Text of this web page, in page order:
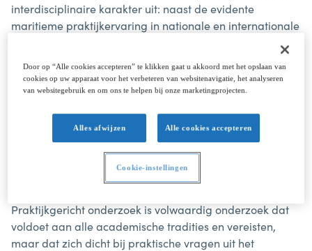
interdisciplinaire karakter uit: naast de evidente
maritieme praktijkervaring in nationale en internationale
netwerken gaat AMA actief naar dergelijke netwerken
op zoek. Dit onderzoek kan praktijkgericht of toegepast
van aard zijn. Praktijkgericht onderzoek ontstaat vanuit
concrete vraagstellingen binnen de opleidings- en/of
oplossingen die binnen diezelfde praktijk
toepasbaar/bruikbaar zijn. Toegepast onderzoek
vertrekt vanuit fundamentele wetenschappelijke kennis
en gebruikt deze kennis in reële voorbeelden en
Praktijkgericht onderzoek is volwaardig onderzoek dat
voldoet aan alle academische tradities en vereisten,
maar dat zich dicht bij praktische vragen uit het
Door op “Alle cookies accepteren” te klikken gaat u akkoord met het opslaan van
cookies op uw apparaat voor het verbeteren van websitenavigatie, het analyseren
van websitegebruik en om ons te helpen bij onze marketingprojecten.
Alles afwijzen Alle cookies accepteren
Cookie-instellingen